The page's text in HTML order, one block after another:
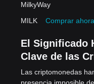
MilkyWay
MILK
Comprar ahora
El Significado
Clave de las
Las criptomonedas